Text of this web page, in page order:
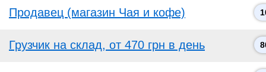
Продавец (магазин Чая и кофе)
Грузчик на склад, от 470 грн в день